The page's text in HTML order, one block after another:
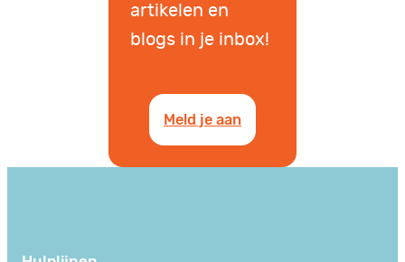
artikelen en
blogs in je inbox!
Meld je aan